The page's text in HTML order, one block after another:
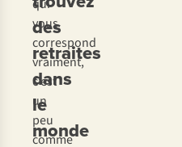
des
retraites
dans
le
monde
qui
vous
correspond
vraiment,
c’est
un
peu
comme